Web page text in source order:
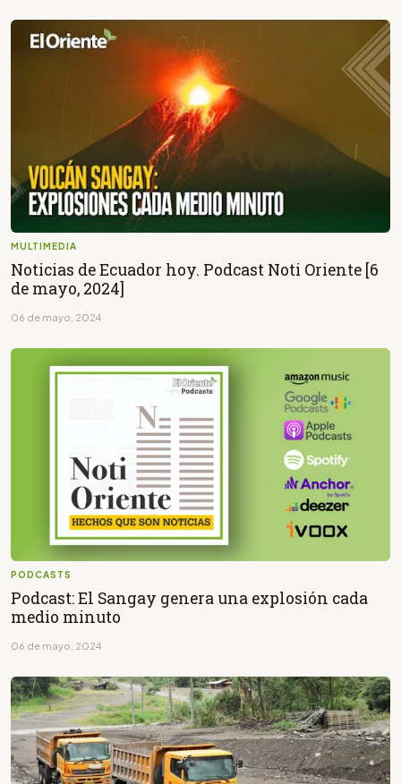
MULTIMEDIA
Noticias de Ecuador hoy. Podcast Noti Oriente [6
de mayo, 2024]
06 de mayo, 2024
PODCASTS
Podcast: El Sangay genera una explosión cada
medio minuto
06 de mayo, 2024